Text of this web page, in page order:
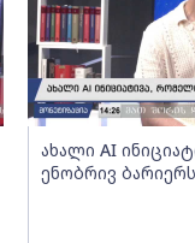
ახალი AI
ენობრივ